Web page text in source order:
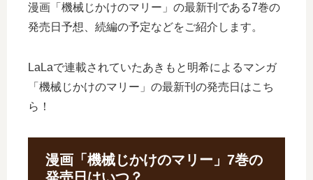
漫画「機械じかけのマリー」の最新刊である7巻の
発売日予想、続編の予定などをご紹介します。
LaLaで連載されていたあきもと明希によるマンガ
「機械じかけのマリー」の最新刊の発売日はこち
ら！
漫画「機械じかけのマリー」7巻の